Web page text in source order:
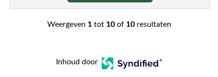
Weergeven 1tot 10of 10resultaten
Inhoud door